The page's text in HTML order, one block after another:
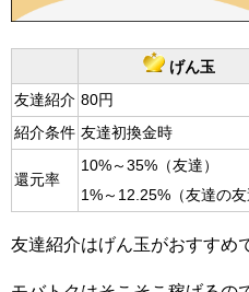
げん玉
友達紹介 80円
紹介条件 友達初換金時
還元率
10%～35%（友達）
1%～12.25%（友達の友
友達紹介はげん玉がおすすめ